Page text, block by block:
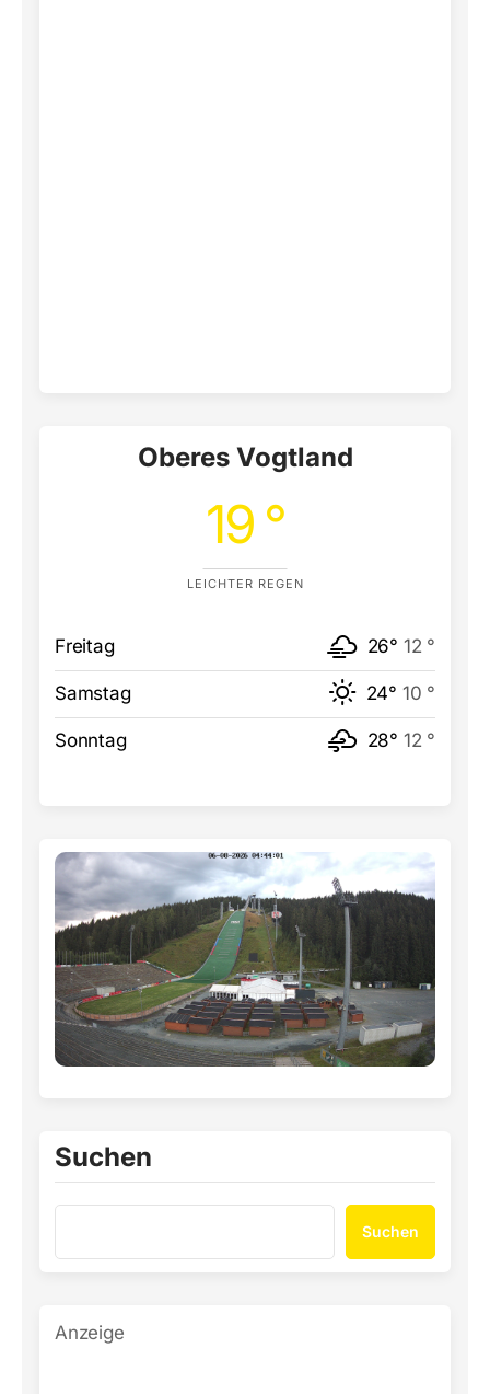
Oberes Vogtland
19 °
LEICHTER REGEN
Freitag 26° 12 °
Samstag 24° 10 °
Sonntag 28° 12 °
Suchen
Suchen
Anzeige